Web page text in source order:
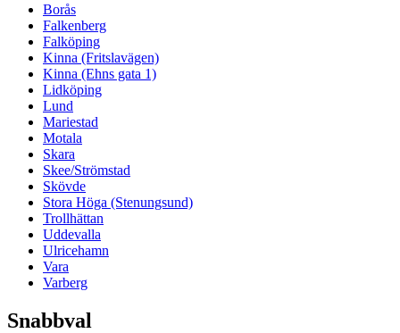
Borås
Falkenberg
Falköping
Kinna (Fritslavägen)
Kinna (Ehns gata 1)
Lidköping
Lund
Mariestad
Motala
Skara
Skee/Strömstad
Skövde
Stora Höga (Stenungsund)
Trollhättan
Uddevalla
Ulricehamn
Vara
Varberg
Snabbval